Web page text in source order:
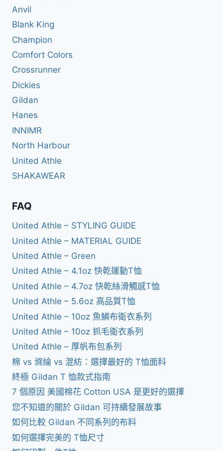
Anvil
Blank King
Champion
Comfort Colors
Crossrunner
Dickies
Gildan
Hanes
INNIMR
North Harbour
United Athle
SHAKAWEAR
FAQ
United Athle – STYLING GUIDE
United Athle – MATERIAL GUIDE
United Athle – Green
United Athle – 4.1oz 快乾運動T恤
United Athle – 4.7oz 快乾絲滑觸感T恤
United Athle – 5.6oz 高品質T恤
United Athle – 10oz 魚鱗布衛衣系列
United Athle – 10oz 抓毛衛衣系列
United Athle – 厚帆布包系列
棉 vs 滌綸 vs 混紡：選擇最好的 T恤面料
終極 Gildan T 恤款式指南
7 個原因 美國棉花 Cotton USA 是更好的選擇
您不知道的關於 Gildan 可持續發展故事
如何比較 Gildan 不同系列的布料
如何選擇完美的 T恤尺寸